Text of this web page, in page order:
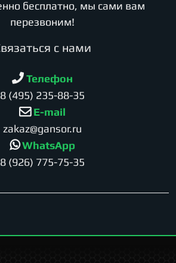
бесплатно, мы сами вам
перезвоним!
с нами
Телефон
8 (495) 235-88-35
E-mail
zakaz@gansor.ru
WhatsApp
8 (926) 775-75-35